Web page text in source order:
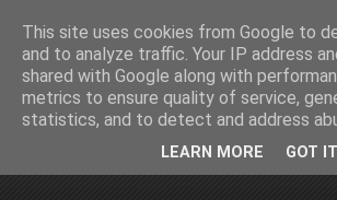
This site uses cookies from Google to
and to analyze traffic. Your IP address
shared with Google along with
metrics to ensure quality of service,
statistics, and to detect and address
LEARN MORE GOT IT